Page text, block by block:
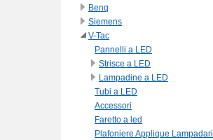
Benq
Siemens
V-Tac
Pannelli a LED
Strisce a LED
Lampadine a LED
Tubi a LED
Accessori
Faretto a led
Plafoniere Applique Lampadari